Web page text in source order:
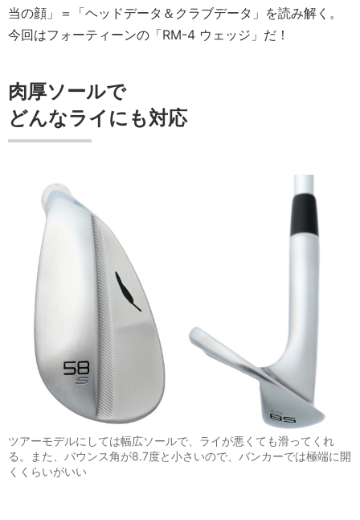
当の顔」＝「ヘッドデータ＆クラブデータ」を読み解く。
今回はフォーティーンの「RM-4 ウェッジ」だ！
肉厚ソールで
どんなライにも対応
ツアーモデルにしては幅広ソールで、ライが悪くても滑ってくれ
る。また、バウンス角が8.7度と小さいので、バンカーでは極端に開
くくらいがいい